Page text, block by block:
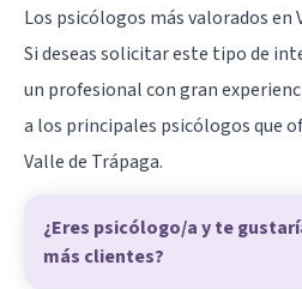
Los psicólogos más valorados en
Si deseas solicitar este tipo de
un profesional con gran
a los principales psicólogos que
Valle de Trápaga.
¿Eres psicólogo/a y te
más clientes?